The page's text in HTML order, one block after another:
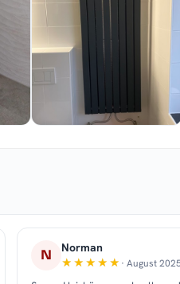
N Norman
· August